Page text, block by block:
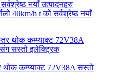
40km/h t को सर्वश्रेष्ठ नयाँ
कम्प्याक्ट 72V38A सस्तो